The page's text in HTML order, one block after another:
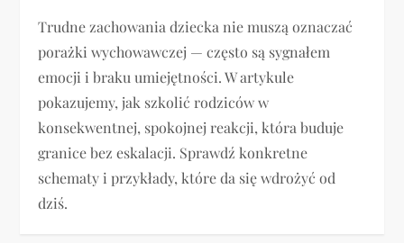
Trudne zachowania dziecka nie muszą oznaczać
porażki wychowawczej — często są sygnałem
emocji i braku umiejętności. W artykule
pokazujemy, jak szkolić rodziców w
konsekwentnej, spokojnej reakcji, która buduje
granice bez eskalacji. Sprawdź konkretne
schematy i przykłady, które da się wdrożyć od
dziś.